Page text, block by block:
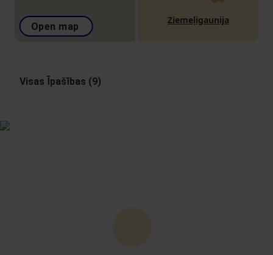
Open map
Ziemeļigaunija
Visas Īpašības (9)